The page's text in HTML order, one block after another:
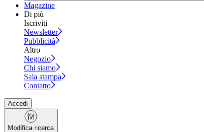
Magazine
Di più
Iscriviti
Newsletter
Pubblicità
Altro
Negozio
Chi siamo
Sala stampa
Contatto
Accedi
Modifica ricerca